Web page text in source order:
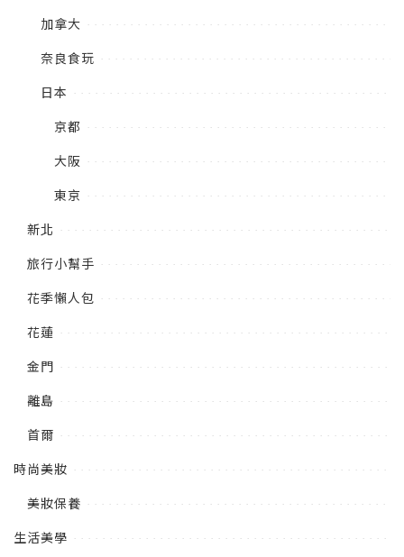
加拿大
奈良食玩
日本
京都
大阪
東京
新北
旅行小幫手
花季懶人包
花蓮
金門
離島
首爾
時尚美妝
美妝保養
生活美學